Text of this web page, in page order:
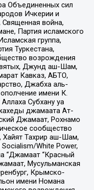
Объединенных сил
Ичкерии и
Священная война,
Партия исламского
группа,
Туркестана,
возрождения
Джунд аш-Шам,
Кавказ, АБТО,
Джабха аль-
имени К.
Субхану уа
джамаата Ат-
Джамаат, Рохнамо
сообщество
Хайят Тахрир аш-Шам,
White Power,
“Джамаат “Красный
Мусульманская
Крымско-
имени Номана